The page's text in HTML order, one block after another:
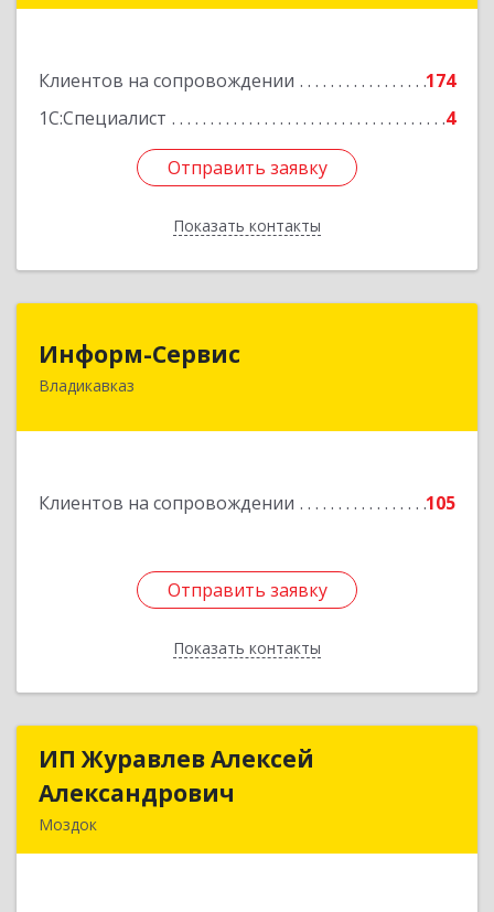
Клиентов на сопровождении
174
1С:Специалист
4
Отправить заявку
Показать контакты
Подробнее
Отправить заявку
Назад
Информ-Сервис
Владикавказ
Клиентов на сопровождении 105
Отправить заявку
Показать контакты
362020, Северная Осетия - Алания Респ,
Отправить заявку
Назад
ИП Журавлев Алексей
Александрович
Моздок
ИП Журавлев Алексей